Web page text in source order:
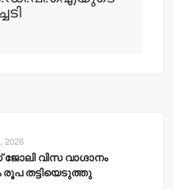
2026
വിസ വാഗ്ദാനം
രൂപ തട്ടിയെടുത്തു